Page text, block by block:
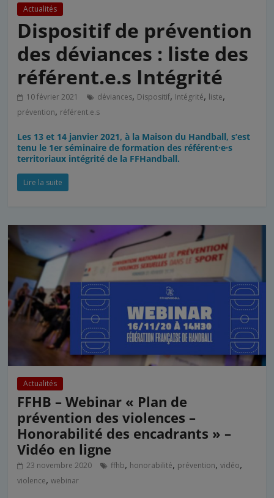
Actualités
Dispositif de prévention
des déviances : liste des
référent.e.s Intégrité
10 février 2021 déviances, Dispositif, Intégrité, liste,
prévention, référent.e.s
Les 13 et 14 janvier 2021, à la Maison du Handball, s’est
tenu le 1er séminaire de formation des référent·e·s
territoriaux intégrité de la FFHandball.
Lire la suite
Actualités
FFHB – Webinar « Plan de
prévention des violences –
Honorabilité des encadrants » –
Vidéo en ligne
23 novembre 2020 ffhb, honorabilité, prévention,vidéo,
violence,webinar